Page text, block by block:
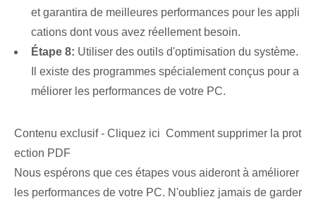
et garantira de meilleures performances pour les appli
cations dont vous avez réellement besoin.
Étape 8: Utiliser des outils d'optimisation du système.
Il existe des programmes spécialement conçus pour a
méliorer les performances de votre PC.
Contenu exclusif - Cliquez ici Comment supprimer la prot
ection PDF
Nous espérons que ces étapes vous aideront à améliorer
les performances de votre PC. N'oubliez jamais de garder